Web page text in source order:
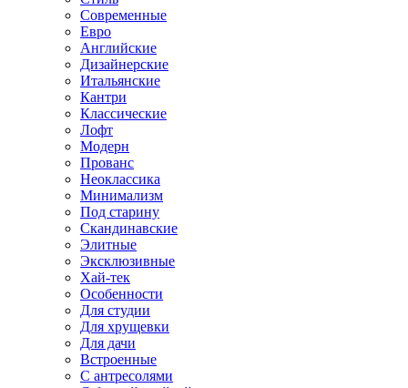
Современные
Евро
Английские
Дизайнерские
Итальянские
Кантри
Классические
Лофт
Модерн
Прованс
Неоклассика
Минимализм
Под старину
Скандинавские
Элитные
Эксклюзивные
Хай-тек
Особенности
Для студии
Для хрущевки
Для дачи
Встроенные
С антресолями